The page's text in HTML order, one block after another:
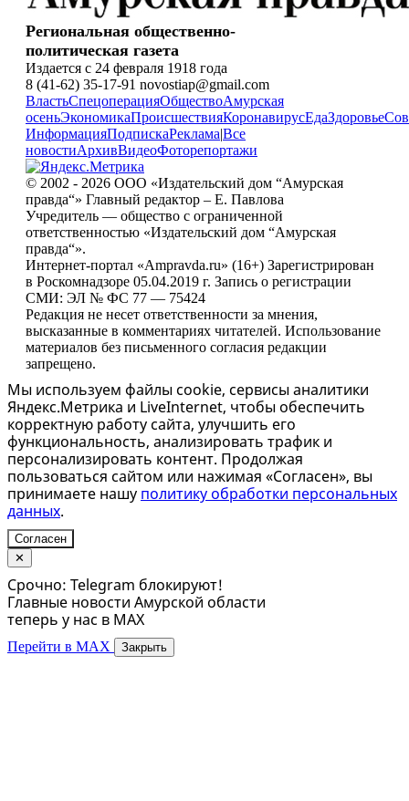
Региональная общественно-
политическая газета
Издается с 24 февраля 1918 года
8 (41-62) 35-17-91 novostiap@gmail.com
ВластьСпецоперацияОбществоАмурская
осеньЭкономикаПроисшествияКоронавирусЕдаЗдоровье
ИнформацияПодпискаРеклама|Все
новостиАрхивВидеоФоторепортажи
© 2002 - 2026 ООО «Издательский дом “Амурская
правда“» Главный редактор – Е. Павлова
Учредитель — общество с ограниченной
ответственностью «Издательский дом “Амурская
правда“».
Интернет-портал «Ampravda.ru» (16+) Зарегистрирован
в Роскомнадзоре 05.04.2019 г. Запись о регистрации
СМИ: ЭЛ № ФС 77 — 75424
Редакция не несет ответственности за мнения,
высказанные в комментариях читателей. Использование
материалов без письменного согласия редакции
запрещено.
Мы используем файлы cookie, сервисы аналитики
Яндекс.Метрика и LiveInternet, чтобы обеспечить
корректную работу сайта, улучшить его
функциональность, анализировать трафик и
персонализировать контент. Продолжая
пользоваться сайтом или нажимая «Согласен», вы
принимаете нашу политику обработки персональных
данных.
Согласен
✕
Срочно: Telegram блокируют!
Главные новости Амурской области
теперь у нас в MAX
Перейти в MAX Закрыть